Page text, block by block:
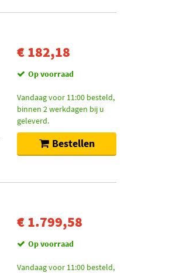
€ 182,18
Op voorraad
Vandaag voor 11:00 besteld,
binnen 2 werkdagen bij u
geleverd.
Bestellen
€ 1.799,58
Op voorraad
Vandaag voor 11:00 besteld,